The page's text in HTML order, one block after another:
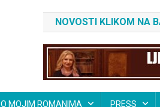
NOVOSTI KLIKOM NA
O MOJIM ROMANIMA PRESS